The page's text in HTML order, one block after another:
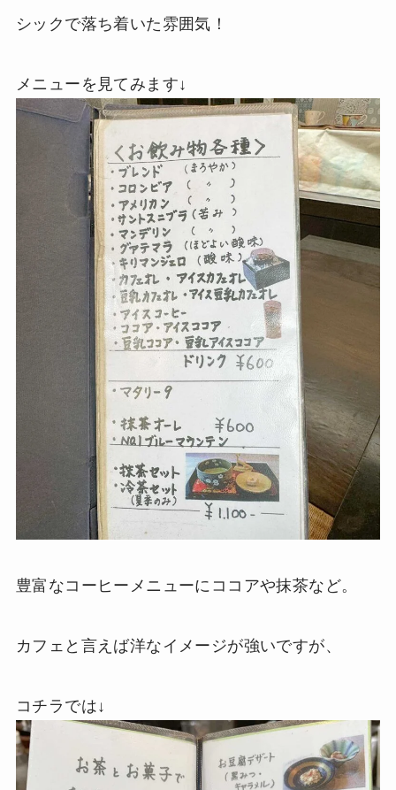
シックで落ち着いた雰囲気！
メニューを見てみます↓
豊富なコーヒーメニューにココアや抹茶など。
カフェと言えば洋なイメージが強いですが、
コチラでは↓